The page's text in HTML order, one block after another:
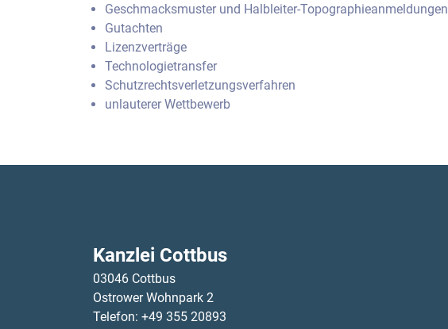
Geschmacksmuster und Halbleiter-Topographieanmeldungen
Gutachten
Lizenzverträge
Technologietransfer
Schutzrechtsverletzungsverfahren
unlauterer Wettbewerb
Kanzlei Cottbus
03046 Cottbus
Ostrower Wohnpark 2
Telefon: +49 355 20893